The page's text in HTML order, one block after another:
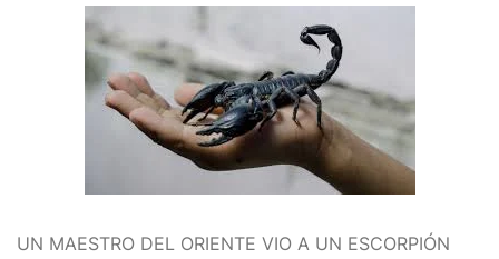
UN MAESTRO DEL ORIENTE VIO A UN ESCORPIÓN